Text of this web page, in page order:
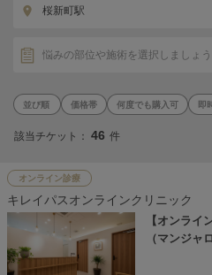
桜新町駅
悩みの部位や施術を選択しましょう
価格帯 何度でも購入可 即
該当チケット： 46 件
オンライン診療
キレイパスオンラインクリニック
【オンライ
（マンジャ